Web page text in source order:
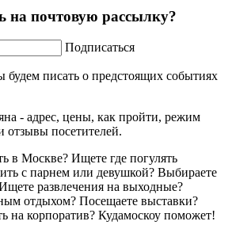
на почтовую рассылку?
Подписаться
будем писать о предстоящих событиях
- адрес, цены, как пройти, режим
отзывы посетителей.
в Москве? Ищете где погулять
с парнем или девушкой? Выбираете
развлечения на выходные?
отдыхом? Посещаете выставки?
на корпоратив? Кудамоскоу поможет!